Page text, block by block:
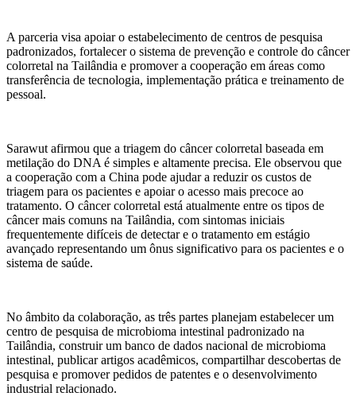
A parceria visa apoiar o estabelecimento de centros de pesquisa
padronizados, fortalecer o sistema de prevenção e controle do câncer
colorretal na Tailândia e promover a cooperação em áreas como
transferência de tecnologia, implementação prática e treinamento de
pessoal.
Sarawut afirmou que a triagem do câncer colorretal baseada em
metilação do DNA é simples e altamente precisa. Ele observou que
a cooperação com a China pode ajudar a reduzir os custos de
triagem para os pacientes e apoiar o acesso mais precoce ao
tratamento. O câncer colorretal está atualmente entre os tipos de
câncer mais comuns na Tailândia, com sintomas iniciais
frequentemente difíceis de detectar e o tratamento em estágio
avançado representando um ônus significativo para os pacientes e o
sistema de saúde.
No âmbito da colaboração, as três partes planejam estabelecer um
centro de pesquisa de microbioma intestinal padronizado na
Tailândia, construir um banco de dados nacional de microbioma
intestinal, publicar artigos acadêmicos, compartilhar descobertas de
pesquisa e promover pedidos de patentes e o desenvolvimento
industrial relacionado.